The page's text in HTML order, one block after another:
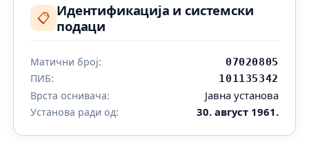
📋 Идентификација и системски
подаци
Матични број: 07020805
ПИБ: 101135342
Врста оснивача: Јавна установа
Установа ради од: 30. август 1961.